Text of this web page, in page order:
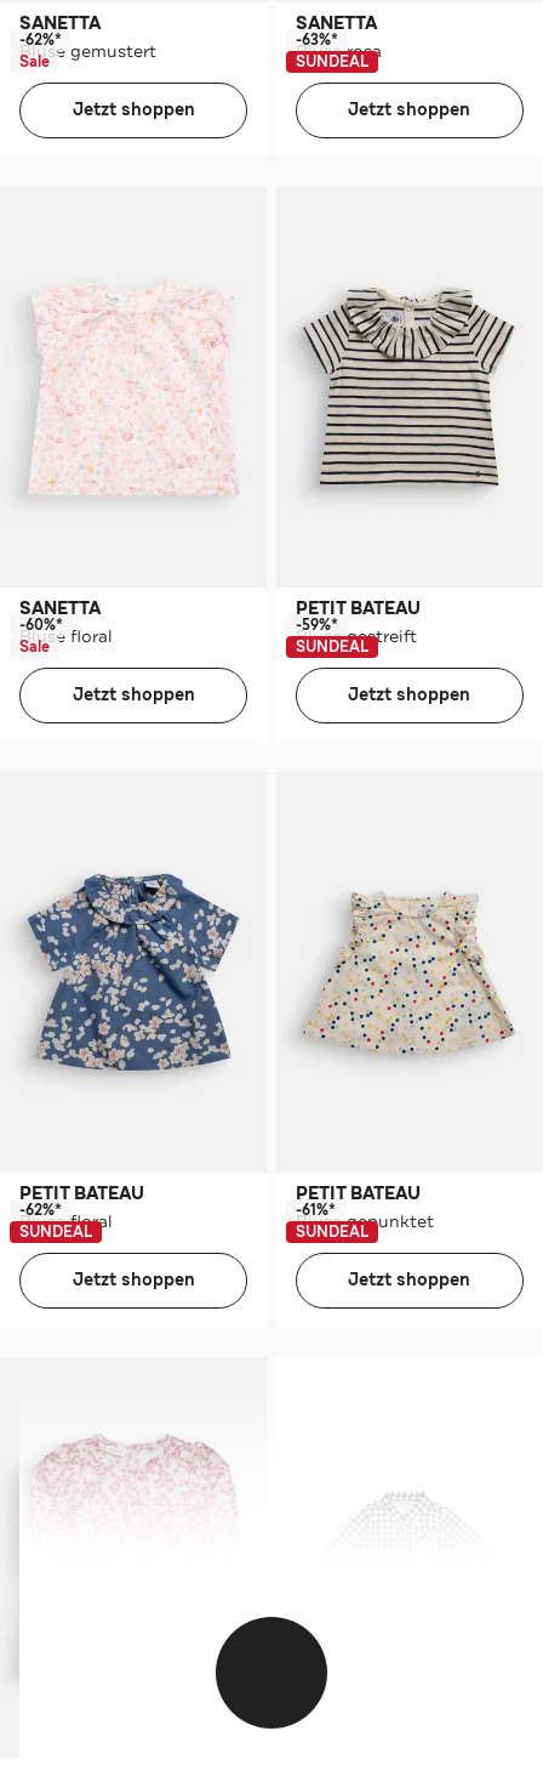
SANETTA
Bluse gemustert
-62%*
Sale
Jetzt shoppen
SANETTA
Bluse rosa
-63%*
SUNDEAL
Jetzt shoppen
SANETTA
Bluse floral
-60%*
Sale
Jetzt shoppen
PETIT BATEAU
Bluse gestreift
-59%*
SUNDEAL
Jetzt shoppen
PETIT BATEAU
Bluse floral
-62%*
SUNDEAL
Jetzt shoppen
PETIT BATEAU
Bluse gepunktet
-61%*
SUNDEAL
Jetzt shoppen